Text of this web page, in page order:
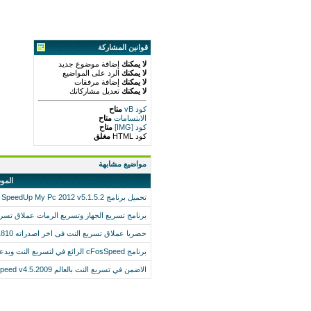
قوانين المشاركة
لا يمكنك إضافة موضوع جديد
لا يمكنك الرد على المواضيع
لا يمكنك إضافة مرفقات
لا يمكنك تعديل مشاركاتك
كود vB
متاح
الابتسامات متاح
كود [IMG]
متاح
كود HTML
مغلق
مواضيع مشابهة
تحميل برنامج SpeedUp My Pc 2012 v5.1.5.2 عملاق تسريع الجهاز في آخر إصدار
برنامج تسريع الجهاز وتسريع الرمات عملاق
حصريا عملاق تسريع النت فى اخر اصدراته cFosSpeed 6.50 build 1810
برنامج cFosSpeed الرائع في لتسريع النت ويدعم اللغة العربية بالكامل
الاضمن في تسريع النت بالعالم cFosSpeed v4.5.2009 +كاملا+الشرح